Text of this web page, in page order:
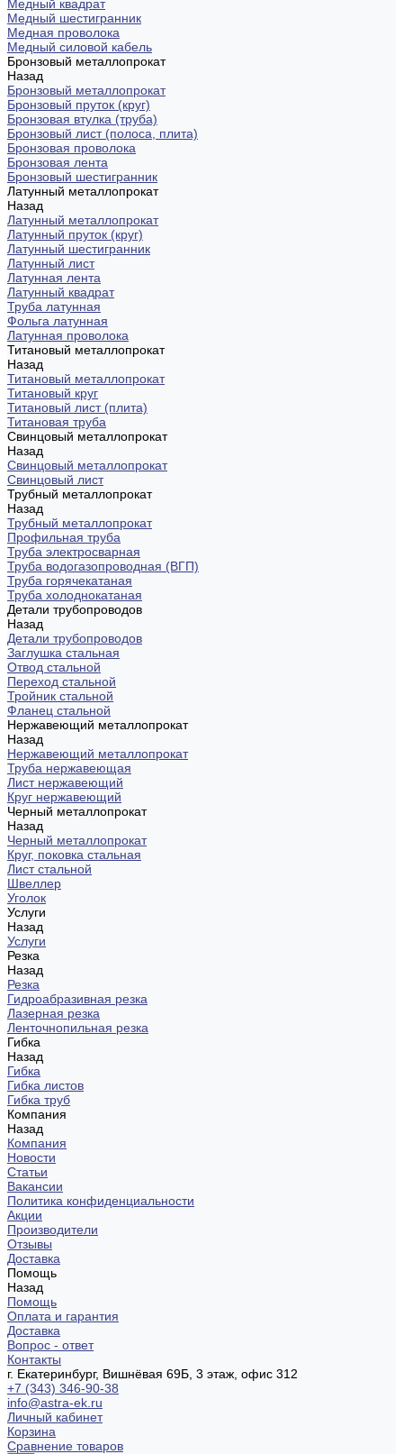
Медный квадрат
Медный шестигранник
Медная проволока
Медный силовой кабель
Бронзовый металлопрокат
Назад
Бронзовый металлопрокат
Бронзовый пруток (круг)
Бронзовая втулка (труба)
Бронзовый лист (полоса, плита)
Бронзовая проволока
Бронзовая лента
Бронзовый шестигранник
Латунный металлопрокат
Назад
Латунный металлопрокат
Латунный пруток (круг)
Латунный шестигранник
Латунный лист
Латунная лента
Латунный квадрат
Труба латунная
Фольга латунная
Латунная проволока
Титановый металлопрокат
Назад
Титановый металлопрокат
Титановый круг
Титановый лист (плита)
Титановая труба
Свинцовый металлопрокат
Назад
Свинцовый металлопрокат
Свинцовый лист
Трубный металлопрокат
Назад
Трубный металлопрокат
Профильная труба
Труба электросварная
Труба водогазопроводная (ВГП)
Труба горячекатаная
Труба холоднокатаная
Детали трубопроводов
Назад
Детали трубопроводов
Заглушка стальная
Отвод стальной
Переход стальной
Тройник стальной
Фланец стальной
Нержавеющий металлопрокат
Назад
Нержавеющий металлопрокат
Труба нержавеющая
Лист нержавеющий
Круг нержавеющий
Черный металлопрокат
Назад
Черный металлопрокат
Круг, поковка стальная
Лист стальной
Швеллер
Уголок
Услуги
Назад
Услуги
Резка
Назад
Резка
Гидроабразивная резка
Лазерная резка
Ленточнопильная резка
Гибка
Назад
Гибка
Гибка листов
Гибка труб
Компания
Назад
Компания
Новости
Статьи
Вакансии
Политика конфиденциальности
Акции
Производители
Отзывы
Доставка
Помощь
Назад
Помощь
Оплата и гарантия
Доставка
Вопрос - ответ
Контакты
г. Екатеринбург, Вишнёвая 69Б, 3 этаж, офис 312
+7 (343) 346-90-38
info@astra-ek.ru
Личный кабинет
Корзина
Сравнение товаров